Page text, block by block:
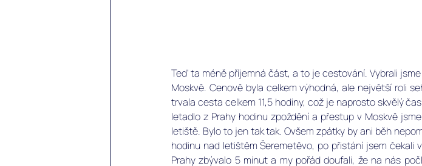
Teď ta méně příjemná část, a to je cestování. Vybrali
Moskvě. Cenově byla celkem výhodná, ale největší roli
trvala cesta celkem 11,5 hodiny, což je naprosto skvělý
letadlo z Prahy hodinu zpoždění a přestup v Moskvě
letiště. Bylo to jen tak tak. Ovšem zpátky by ani běh
hodinu nad letištěm Šeremetěvo, po přistání jsem čekali
Prahy zbývalo 5 minut a my pořád doufali, že na nás